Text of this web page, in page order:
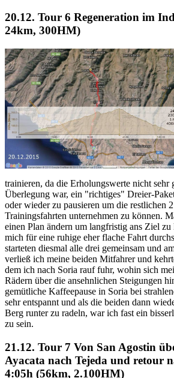
20.12. Tour 6 Regeneration im
24km, 300HM)
trainieren, da die Erholungswerte nicht sehr
Überlegung war, ein "richtiges" Dreier-
oder wieder zu pausieren um die restlichen
Trainingsfahrten unternehmen zu können.
einen Plan ändern um langfristig ans Ziel
mich für eine ruhige eher flache Fahrt
starteten diesmal alle drei gemeinsam und
verließ ich meine beiden Mitfahrer und
dem ich nach Soria rauf fuhr, wohin sich
Rädern über die ansehnlichen Steigungen
gemütliche Kaffeepause in Soria bei
sehr entspannt und als die beiden dann
Berg runter zu radeln, war ich fast ein
zu sein.
21.12. Tour 7 Von San Agostin
Ayacata nach Tejeda und retour
4:05h (56km, 2.100HM)